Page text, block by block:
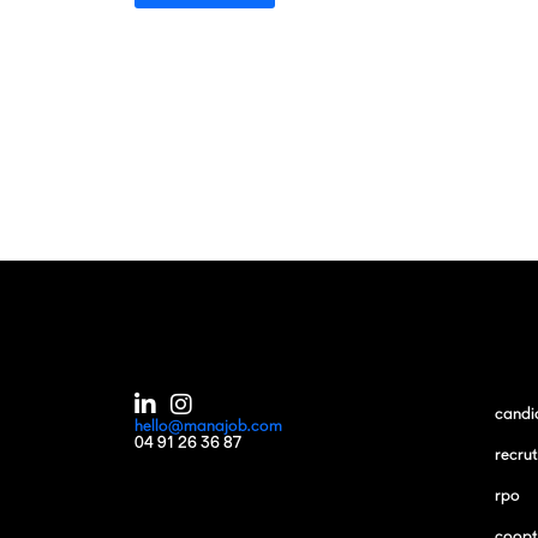
hello@manajob.com
04 91 26 36 87
rpo